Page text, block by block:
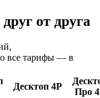
от друга
все тарифы — в
Десктоп 4Р
Про